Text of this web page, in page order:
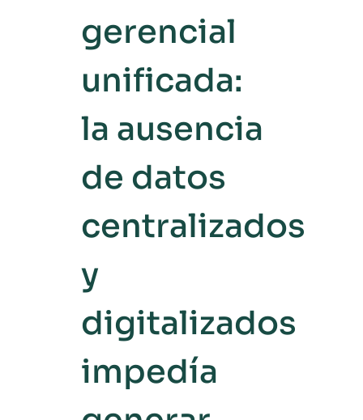
gerencial
unificada:
la ausencia
de datos
centralizados
y
digitalizados
impedía